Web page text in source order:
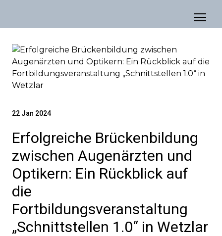
22 Jan 2024
Erfolgreiche Brückenbildung
zwischen Augenärzten und
Optikern: Ein Rückblick auf
die
Fortbildungsveranstaltung
„Schnittstellen 1.0“ in Wetzlar